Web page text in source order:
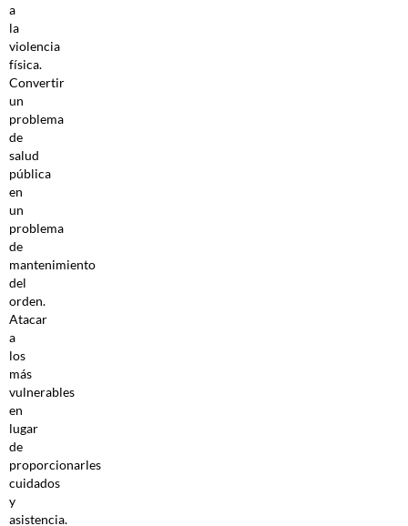
a
la
violencia
física.
Convertir
un
problema
de
salud
pública
en
un
problema
de
mantenimiento
del
orden.
Atacar
a
los
más
vulnerables
en
lugar
de
proporcionarles
cuidados
y
asistencia.